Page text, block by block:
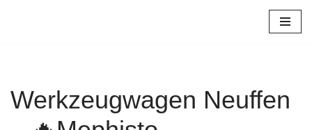
Werkzeugwagen Neuffen